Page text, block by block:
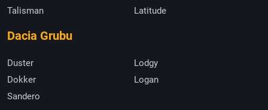
Talisman
Latitude
Dacia Grubu
Duster
Lodgy
Dokker
Logan
Sandero